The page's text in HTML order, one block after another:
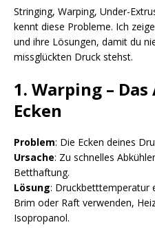
Stringing, Warping, Under-
kennt diese Probleme. Ich
und ihre Lösungen, damit du
missglückten Druck stehst.
1. Warping –
Ecken
Problem: Die Ecken deines
Ursache: Zu schnelles
Betthaftung.
Lösung: Druckbetttemperatur
Brim oder Raft verwenden,
Isopropanol.